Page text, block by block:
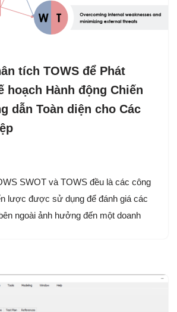
tích TOWS để Phát
hoạch Hành động Chiến
dẫn Toàn diện cho Các
SWOT và TOWS đều là các công
lược được sử dụng để đánh giá các
ngoài ảnh hưởng đến một doanh